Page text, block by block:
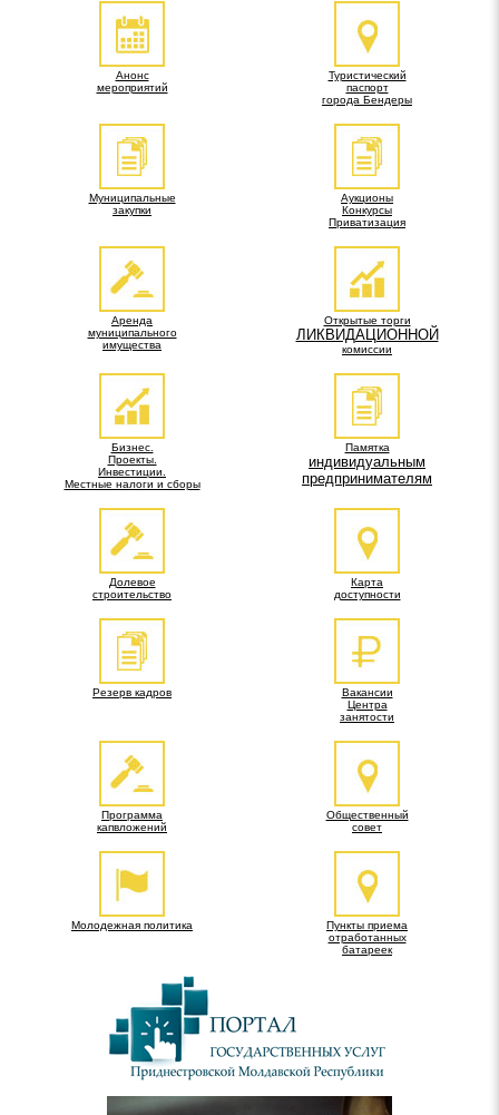
Анонс
мероприятий
Туристический
паспорт
города Бендеры
Муниципальные
закупки
Аукционы
Конкурсы
Приватизация
Аренда
муниципального
имущества
Открытые торги
ЛИКВИДАЦИОННОЙ
комиссии
Бизнес.
Проекты.
Инвестиции.
Местные налоги и сборы
Памятка
индивидуальным
предпринимателям
Долевое
строительство
Карта
доступности
Резерв кадров
Вакансии
Центра
занятости
Программа
капвложений
Общественный
совет
Молодежная политика
Пункты приема
отработанных
батареек